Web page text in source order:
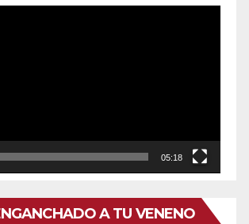
05:18
A TU VENENO